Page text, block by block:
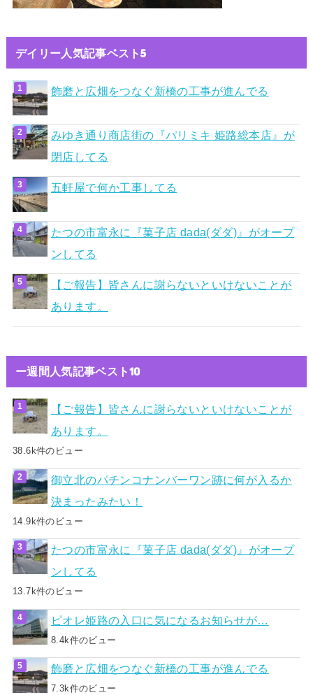
デイリー人気記事ベスト5
飾磨と広畑をつなぐ新橋の工事が進んでる
みゆき通り商店街の『パリミキ 姫路総本店』が
閉店してる
五軒屋で何か工事してる
たつの市富永に『菓子店 dada(ダダ)』がオープ
ンしてる
【ご報告】皆さんに謝らないといけないことが
あります。
ー週間人気記事ベスト10
【ご報告】皆さんに謝らないといけないことが
あります。
38.6k件のビュー
御立北のパチンコナンバーワン跡に何が入るか
決まったみたい！
14.9k件のビュー
たつの市富永に『菓子店 dada(ダダ)』がオープ
ンしてる
13.7k件のビュー
ピオレ姫路の入口に気になるお知らせが…
8.4k件のビュー
飾磨と広畑をつなぐ新橋の工事が進んでる
7.3k件のビュー